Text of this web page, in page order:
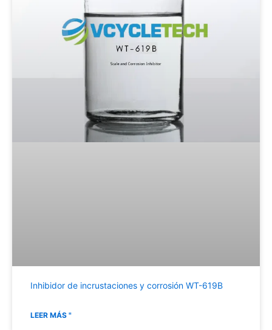
Inhibidor de incrustaciones y corrosión WT-619B
LEER MÁS "